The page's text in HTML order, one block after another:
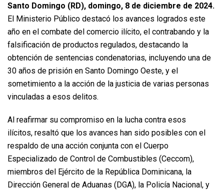
Santo Domingo (RD), domingo, 8 de diciembre de 2024.
El Ministerio Público destacó los avances logrados este
año en el combate del comercio ilícito, el contrabando y la
falsificación de productos regulados, destacando la
obtención de sentencias condenatorias, incluyendo una de
30 años de prisión en Santo Domingo Oeste, y el
sometimiento a la acción de la justicia de varias personas
vinculadas a esos delitos.
Al reafirmar su compromiso en la lucha contra esos
ilícitos, resaltó que los avances han sido posibles con el
respaldo de una acción conjunta con el Cuerpo
Especializado de Control de Combustibles (Ceccom),
miembros del Ejército de la República Dominicana, la
Dirección General de Aduanas (DGA), la Policía Nacional, y